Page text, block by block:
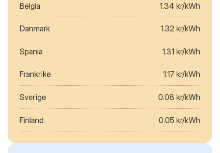
Belgia 1.34 kr/kWh
Danmark 1.32 kr/kWh
Spania 1.31 kr/kWh
Frankrike 1.17 kr/kWh
Sverige 0.08 kr/kWh
Finland 0.05 kr/kWh